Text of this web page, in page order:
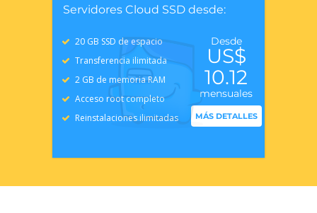
Servidores Cloud SSD desde:
20 GB SSD de espacio
Transferencia ilimitada
2 GB de memoria RAM
Acceso root completo
Reinstalaciones ilimitadas
Desde
US$
10.12
mensuales
MÁS DETALLES